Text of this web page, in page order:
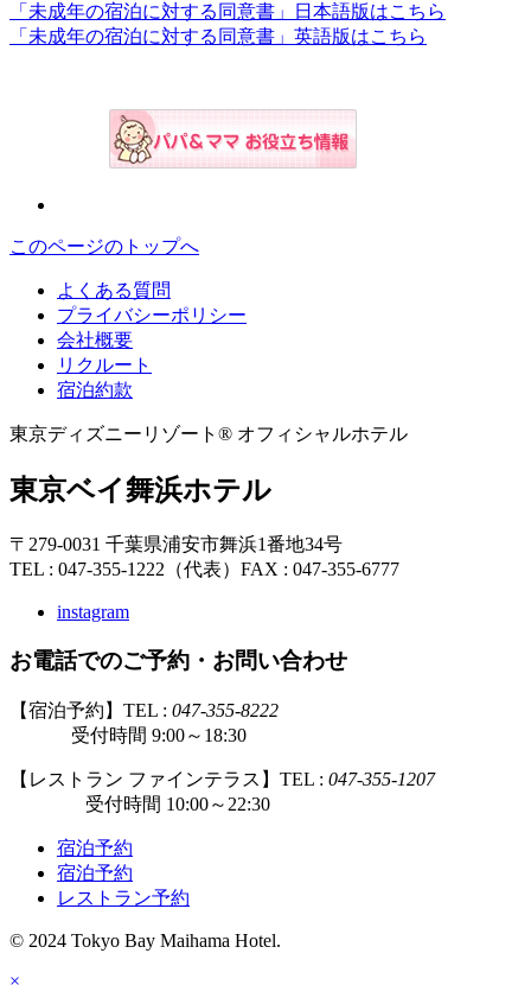
「未成年の宿泊に対する同意書」日本語版はこちら
「未成年の宿泊に対する同意書」英語版はこちら
このページのトップへ
よくある質問
プライバシーポリシー
会社概要
リクルート
宿泊約款
東京ディズニーリゾート® オフィシャルホテル
東京ベイ舞浜ホテル
〒279-0031 千葉県浦安市舞浜1番地34号
TEL : 047-355-1222（代表） FAX : 047-355-6777
instagram
お電話でのご予約・お問い合わせ
【宿泊予約】TEL : 047-355-8222
受付時間 9:00～18:30
【レストラン ファインテラス】TEL : 047-355-1207
受付時間 10:00～22:30
宿泊予約
宿泊予約
レストラン予約
© 2024 Tokyo Bay Maihama Hotel.
×